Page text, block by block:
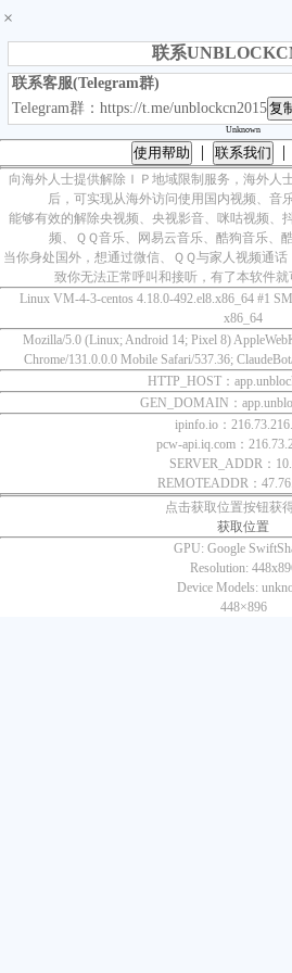
×
联系
联系客服(Telegram群)
Telegram群：https://t.me/unblockcn2015复
Unknown
使用帮助 联系我们
向海外人士提供解除ＩＰ地域限制服务，海外人
后，可实现从海外访问使用国内视频、音
能够有效的解除央视频、央视影音、咪咕视频、
频、ＱＱ音乐、网易云音乐、酷狗音乐、
当你身处国外，想通过微信、ＱＱ与家人视频通
致你无法正常呼叫和接听，有了本软件就
Linux VM-4-3-centos 4.18.0-492.el8.x86_64 #1
x86_64
Mozilla/5.0 (Linux; Android 14; Pixel 8)
Chrome/131.0.0.0 Mobile Safari/537.36;
HTTP_HOST：
GEN_DOMAIN：
ipinfo.io：
pcw-api.iq.com：
SERVER_ADDR：
REMOTEADDR：
点击获取位置按钮获
获取位置
GPU: Google
Resolution:
Device Models:
448×896